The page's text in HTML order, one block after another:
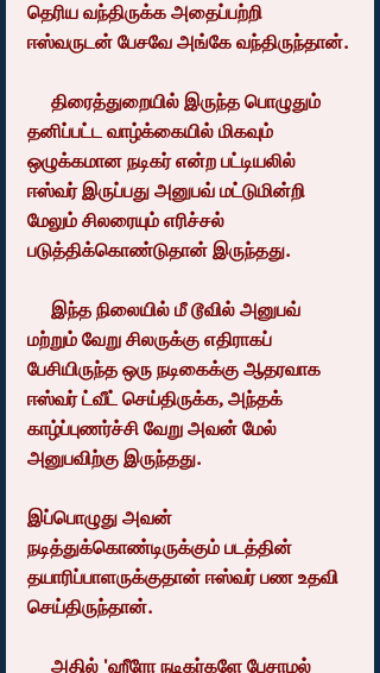
தெரிய வந்திருக்க அதைப்பற்றி
ஈஸ்வருடன் பேசவே அங்கே வந்திருந்தான்.
தனிப்பட்ட வாழ்க்கையில் மிகவும்
ஒழுக்கமான நடிகர் என்ற பட்டியலில்
ஈஸ்வர் இருப்பது அனுபவ் மட்டுமின்றி
மேலும் சிலரையும் எரிச்சல்
படுத்திக்கொண்டுதான் இருந்தது.
மற்றும் வேறு சிலருக்கு எதிராகப்
பேசியிருந்த ஒரு நடிகைக்கு ஆதரவாக
ஈஸ்வர் ட்வீட் செய்திருக்க, அந்தக்
காழ்ப்புணர்ச்சி வேறு அவன் மேல்
அனுபவிற்கு இருந்தது.
இப்பொழுது அவன்
நடித்துக்கொண்டிருக்கும் படத்தின்
தயாரிப்பாளருக்குதான் ஈஸ்வர் பண உதவி
செய்திருந்தான்.